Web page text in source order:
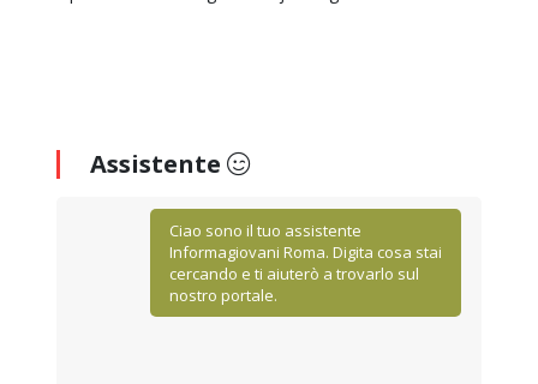
Assistente
Ciao sono il tuo assistente
Informagiovani Roma. Digita cosa stai
cercando e ti aiuterò a trovarlo sul
nostro portale.